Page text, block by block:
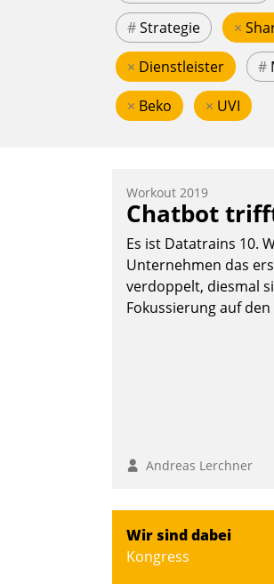
#Strategie ×
× Dienstleister #
× Beko × UVI
Workout 2019
Chatbot
Es ist Datatrains 10.
Unternehmen das
verdoppelt, diesmal
Fokussierung auf
Andreas Lerchner
Wir sind dabei
Kongress